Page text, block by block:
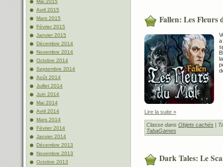
Mai 2015
Avril 2015
Mars 2015
Février 2015
Janvier 2015
Décembre 2014
Novembre 2014
Octobre 2014
Septembre 2014
Août 2014
Juillet 2014
Juin 2014
Mai 2014
Avril 2014
Mars 2014
Février 2014
Janvier 2014
Décembre 2013
Novembre 2013
Octobre 2013
Fallen: Les Fleurs
a
Lire la suite »
Classe dans Objets cachés |
TabaGames
Dark Tales: Le